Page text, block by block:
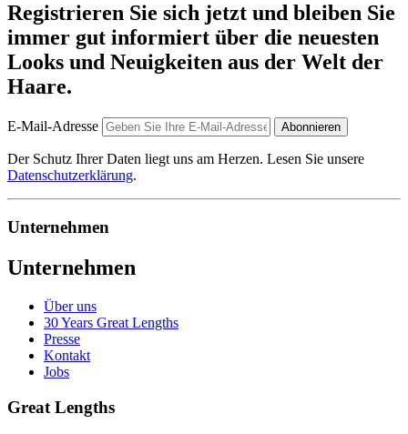
Registrieren Sie sich jetzt und bleiben Sie
immer gut informiert über die neuesten
Looks und Neuigkeiten aus der Welt der
Haare.
E-Mail-Adresse Abonnieren
Der Schutz Ihrer Daten liegt uns am Herzen. Lesen Sie unsere
Datenschutzerklärung.
Unternehmen
Unternehmen
Über uns
30 Years Great Lengths
Presse
Kontakt
Jobs
Great Lengths